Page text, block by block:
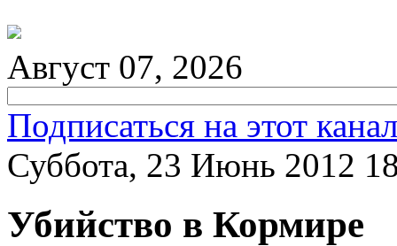
Август 07, 2026
Подписаться на этот
Суббота, 23 Июнь 2012
Убийство в Кормире